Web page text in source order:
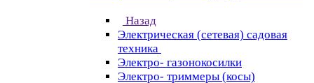
Назад
Электрическая (сетевая) садовая
техника
Электро- газонокосилки
Электро- триммеры (косы)